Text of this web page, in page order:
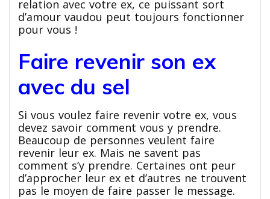
relation avec votre ex, ce puissant sort
d’amour vaudou peut toujours fonctionner
pour vous !
Faire revenir son ex
avec du sel
Si vous voulez faire revenir votre ex, vous
devez savoir comment vous y prendre.
Beaucoup de personnes veulent faire
revenir leur ex. Mais ne savent pas
comment s’y prendre. Certaines ont peur
d’approcher leur ex et d’autres ne trouvent
pas le moyen de faire passer le message.